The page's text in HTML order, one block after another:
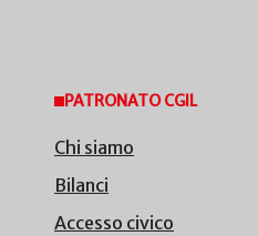
PATRONATO CGIL
Chi siamo
Bilanci
Accesso civico